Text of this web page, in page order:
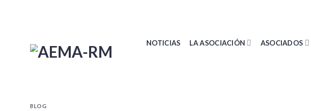
NOTICIAS LA ASOCIACIÓN ASOCIADOS
BLOG